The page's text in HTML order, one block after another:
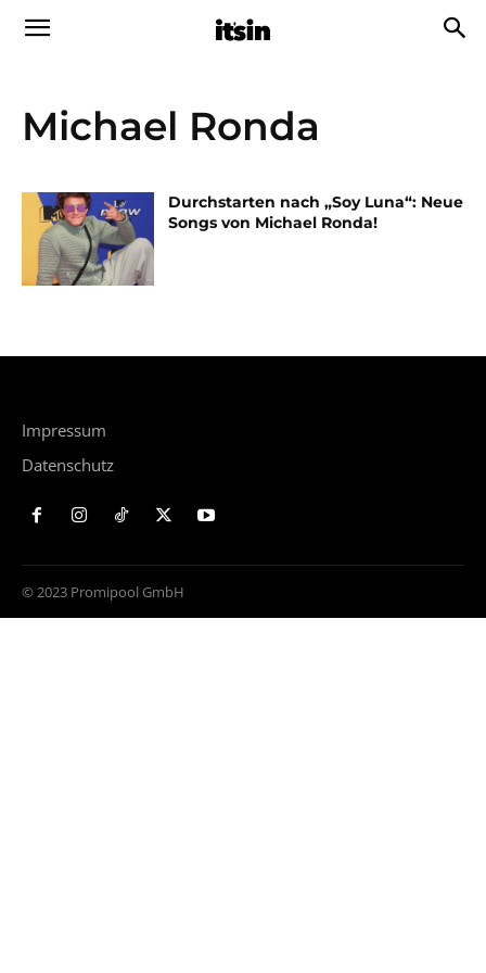
Michael Ronda
Durchstarten nach „Soy Luna“: Neue
Songs von Michael Ronda!
Impressum
Datenschutz
© 2023 Promipool GmbH